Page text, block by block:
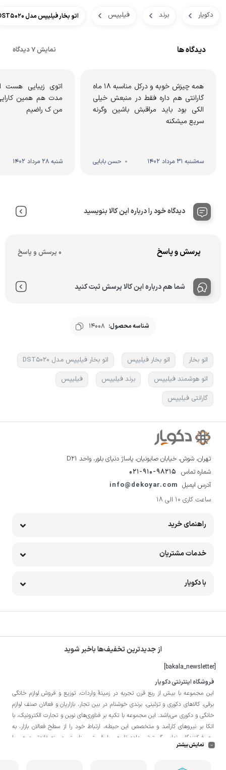
دکویار برند فیلیپس اتو بخار فیلیپس مدل DST5020
دیدگاه ها نمایش 7 دیدگاه
همه چیزش خوبه و درکل مناسبه ۱۸ ماه
گارانتی هم داره فقط در منبعش خیلی
الکی بود باید مراقبش باشین وگرنه
سریع میشکنه
سه‌شنبه 31 مرداد 1402 حسن بابایی
اتوی زیبایی هست
مدت هم همین
من ک راضیم
شنبه 28 مرداد 1402
دیدگاه خود را درباره این کالا بنویسید
پرسش و پاسخ 0 پرسش و پاسخ
شما هم درباره این کالا پرسش ثبت کنید
شناسه محصول: 14008
اتو بخار اتو بخار فیلیپس
اتو بخار فیلیپس مدل DST5020
اتو هوشمند فیلیپس
برند فیلیپس
فیلیپس
گارانتی فیلیپس
تهران، شوش، خیابان صابونیان، پاساژ دنیای بلور، واحد D21
شماره تماس 021-910-98215
آدرس ایمیل info@dekoyar.com
ساعت کاری 10 الی 18
راهنمای خرید
خدمات مشتریان
با دکویار
از جدیدترین تخفیف‌ها باخبر شوید
فروشگاه اینترنتی دکویار
این مجموعه با بيش از ربع قرن تجربه در زمينۀ واردات، توزيع و فروش لوازم خانگی
برقی، کالاهای دکوری و تزئینی، برندی خوشنام در بين تجار، بازاريان و فعالان صنف لوازم
خانگی و دکوری می‌باشد. این مجموعه با تكيه بر فناوری‌های نوين و تجارت الكترونيک، با
اتکا بر نيروهای كارآمد و متخصص اين حيطه، ارتباط خود را از سطح فعالان بازار، به
مصرف‌كنندگان نهايی گسترش داده تا هم با قيمتی مناسبتر و منصفانه‌تر و هم با
خدماتی گسترده‌تر و كيفی‌تر در خدمت هموطنان عزیز در اقصی نقاط ميهنمان باشد.
نمایش بیشتر